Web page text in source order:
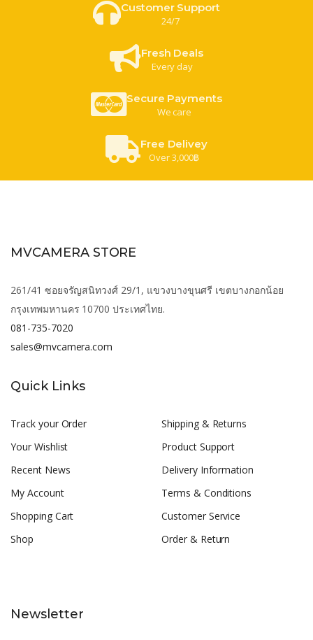
Customer Support
24/7
Fresh Deals
Every day
Secure Payments
We care
Free Delivey
Over 3,000฿
MVCAMERA STORE
261/41 ซอยจรัญสนิทวงศ์ 29/1, แขวงบางขุนศรี เขตบางกอกน้อย
กรุงเทพมหานคร 10700 ประเทศไทย.
081-735-7020
sales@mvcamera.com
Quick Links
Track your Order
Your Wishlist
Recent News
My Account
Shopping Cart
Shop
Shipping & Returns
Product Support
Delivery Information
Terms & Conditions
Customer Service
Order & Return
Newsletter